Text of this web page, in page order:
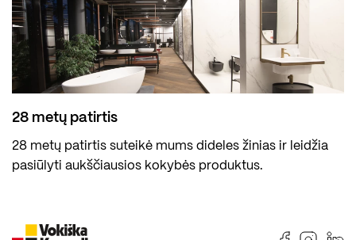
28 metų patirtis
28 metų patirtis suteikė mums dideles žinias ir leidžia
pasiūlyti aukščiausios kokybės produktus.